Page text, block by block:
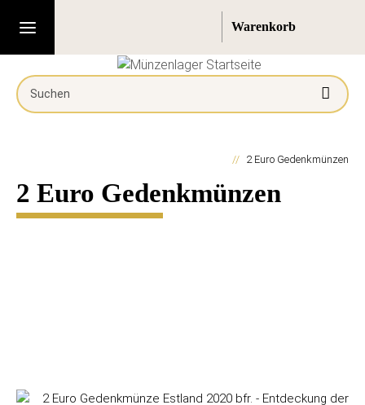
2 Euro Gedenkmünzen
2 Euro Gedenkmünzen